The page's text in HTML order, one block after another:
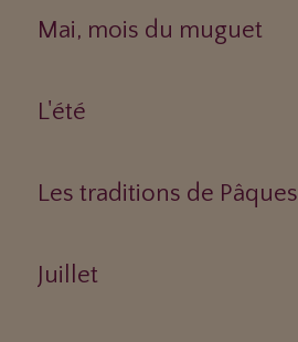
Mai, mois du muguet
L'été
Les traditions de Pâques
Juillet